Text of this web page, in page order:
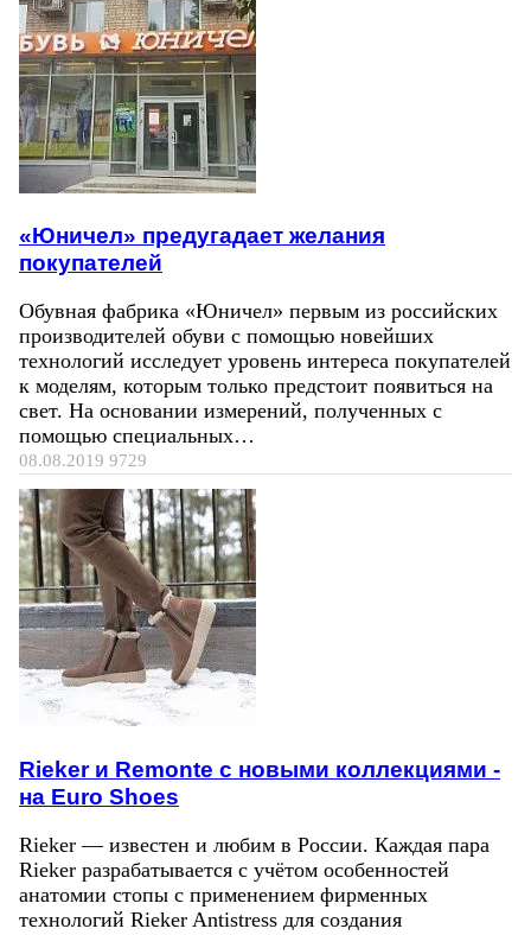
«Юничел» предугадает желания
покупателей
Обувная фабрика «Юничел» первым из российских
производителей обуви с помощью новейших
технологий исследует уровень интереса покупателей
к моделям, которым только предстоит появиться на
свет. На основании измерений, полученных с
помощью специальных…
08.08.2019 9729
Rieker и Remonte с новыми коллекциями -
на Euro Shoes
Rieker — известен и любим в России. Каждая пара
Rieker разрабатывается с учётом особенностей
анатомии стопы с применением фирменных
технологий Rieker Antistress для создания